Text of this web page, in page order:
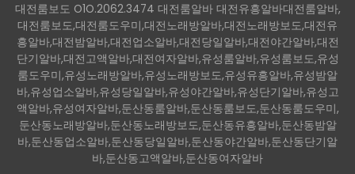
대전룸보도 O1O.2062.3474 대전룸알바 대전유흥알바대전룸알바,
대전룸보도,대전룸도우미,대전노래방알바,대전노래방보도,대전유
흥알바,대전밤알바,대전업소알바,대전당일알바,대전야간알바,대전
단기알바,대전고액알바,대전여자알바,유성룸알바,유성룸보도,유성
룸도우미,유성노래방알바,유성노래방보도,유성유흥알바,유성밤알
바,유성업소알바,유성당일알바,유성야간알바,유성단기알바,유성고
액알바,유성여자알바,둔산동룸알바,둔산동룸보도,둔산동룸도우미,
둔산동노래방알바,둔산동노래방보도,둔산동유흥알바,둔산동밤알
바,둔산동업소알바,둔산동당일알바,둔산동야간알바,둔산동단기알
바,둔산동고액알바,둔산동여자알바